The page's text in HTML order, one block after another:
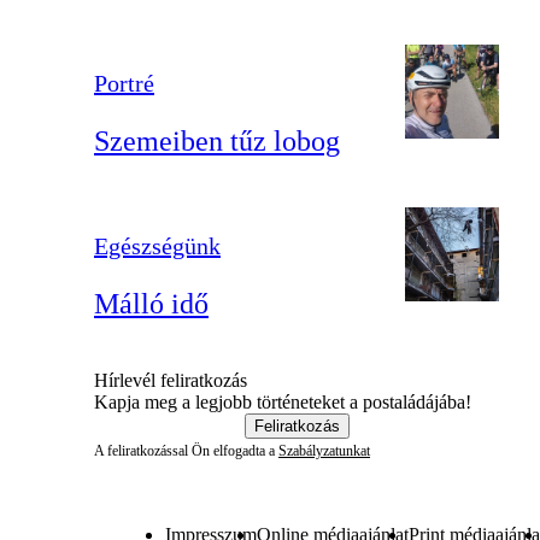
Portré
Szemeiben tűz lobog
Egészségünk
Málló idő
Hírlevél feliratkozás
Kapja meg a legjobb történeteket a postaládájába!
Feliratkozás
A feliratkozással Ön elfogadta a Szabályzatunkat
ImpresszumOnline médiaajánlatPrint